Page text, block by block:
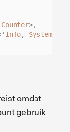
Counter>,
info, System
omdat
gebruik